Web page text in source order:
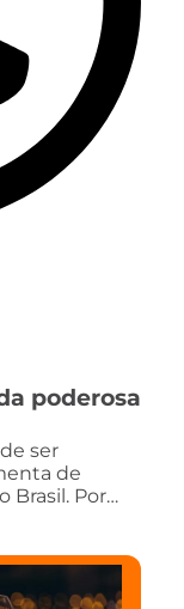
poderosa
ser
de
Brasil. Por…